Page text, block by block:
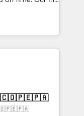
reinforcing
compliance. At
experts,
handles all
different CRMs
CS: Clients
visitors for a
conversion